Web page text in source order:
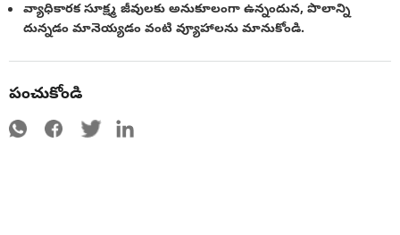
వ్యాధికారక సూక్ష్మ జీవులకు అనుకూలంగా ఉన్నందున, పొలాన్ని
దున్నడం మానెయ్యడం వంటి వ్యూహాలను మానుకోండి.
పంచుకోండి